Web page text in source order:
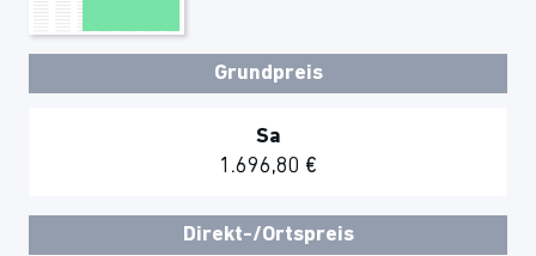
Grundpreis
Sa
1.696,80 €
Direkt-/Ortspreis